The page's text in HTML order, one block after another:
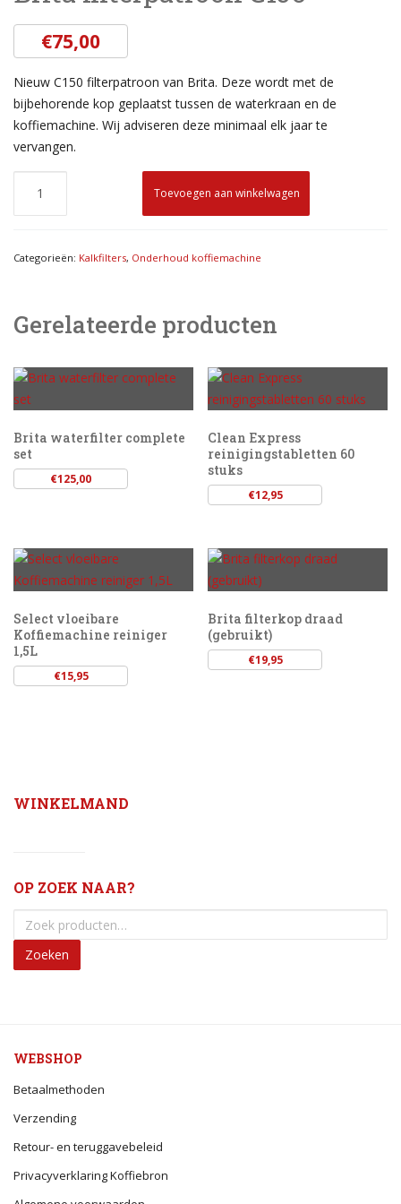
€75,00
Nieuw C150 filterpatroon van Brita. Deze wordt met de
bijbehorende kop geplaatst tussen de waterkraan en de
koffiemachine. Wij adviseren deze minimaal elk jaar te
vervangen.
Toevoegen aan winkelwagen
Categorieën: Kalkfilters, Onderhoud koffiemachine
Gerelateerde producten
Brita waterfilter complete
set
€125,00
Clean Express
reinigingstabletten 60
stuks
€12,95
Select vloeibare
Koffiemachine reiniger
1,5L
€15,95
Brita filterkop draad
(gebruikt)
€19,95
WINKELMAND
OP ZOEK NAAR?
Zoeken
WEBSHOP
Betaalmethoden
Verzending
Retour- en teruggavebeleid
Privacyverklaring Koffiebron